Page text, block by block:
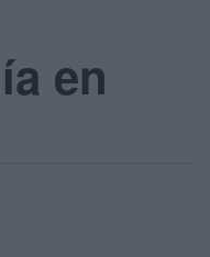
en